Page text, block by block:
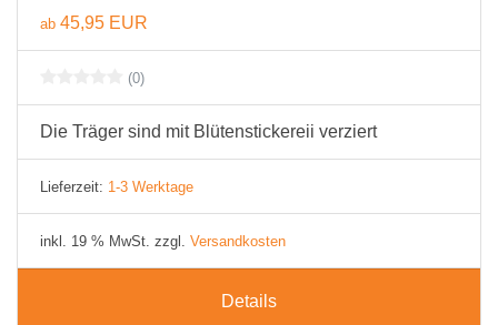
ab 45,95 EUR
(0)
Die Träger sind mit Blütenstickereii verziert
Lieferzeit: 1-3 Werktage
inkl. 19 % MwSt. zzgl. Versandkosten
Details